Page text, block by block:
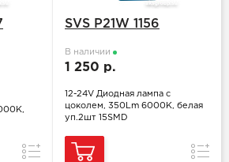
Сравнение
SVS P21W 1156
В наличии
1 250 р.
12-24V Диодная лампа с
цоколем, 350Lm 6000K, белая
уп.2шт 15SMD